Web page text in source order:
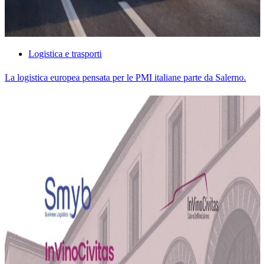
Logistica e trasporti
La logistica europea pensata per le PMI italiane parte da Salerno.